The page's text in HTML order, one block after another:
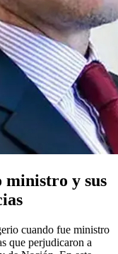
y sus
cuando fue ministro
que perjudicaron a